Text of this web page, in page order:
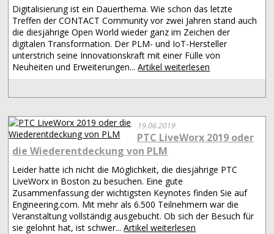
Digitalisierung ist ein Dauerthema. Wie schon das letzte
Treffen der CONTACT Community vor zwei Jahren stand auch
die diesjährige Open World wieder ganz im Zeichen der
digitalen Transformation. Der PLM- und IoT-Hersteller
unterstrich seine Innovationskraft mit einer Fülle von
Neuheiten und Erweiterungen...Artikel weiterlesen
19.06.2019
PTC LiveWorx 2019 oder
die Wiederentdeckung von PLM
Leider hatte ich nicht die Möglichkeit, die diesjährige PTC
LiveWorx in Boston zu besuchen. Eine gute
Zusammenfassung der wichtigsten Keynotes finden Sie auf
Engineering.com. Mit mehr als 6.500 Teilnehmern war die
Veranstaltung vollständig ausgebucht. Ob sich der Besuch für
sie gelohnt hat, ist schwer...Artikel weiterlesen